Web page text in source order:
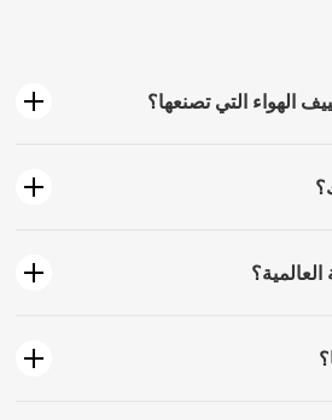
الهواء التي تصنعها؟